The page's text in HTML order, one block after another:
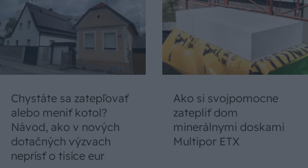
Chystáte sa zatepľovať
alebo meniť kotol?
Návod, ako v nových
dotačných výzvach
neprísť o tisíce eur
Ako si svojpomocne
zatepliť dom
minerálnymi doskami
Multipor ETX